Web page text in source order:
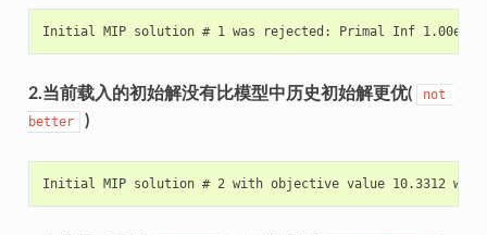
2.当前载入的初始解没有比模型中历史初始解更优(
not
better
)